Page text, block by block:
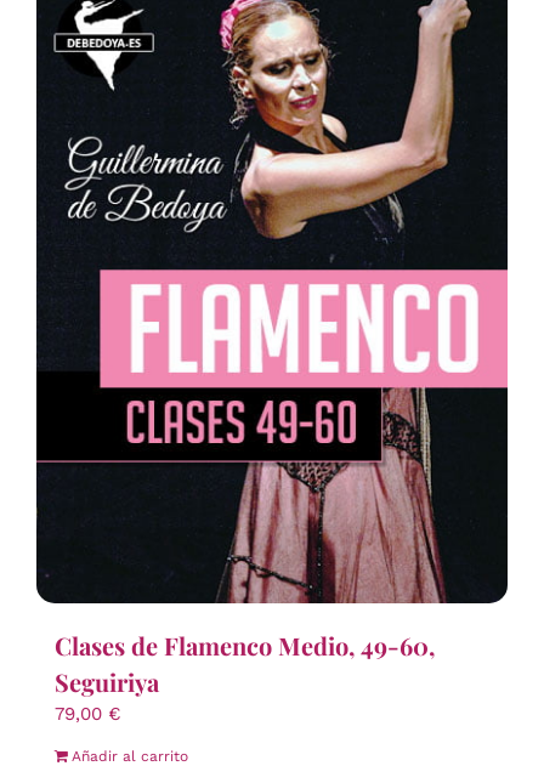
Clases de Flamenco Medio, 49-60,
Seguiriya
79,00 €
Añadir al carrito